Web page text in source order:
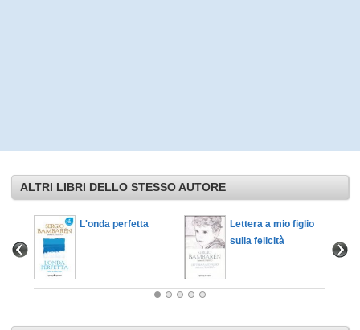
ALTRI LIBRI DELLO STESSO AUTORE
L'onda perfetta
Lettera a mio figlio
sulla felicità